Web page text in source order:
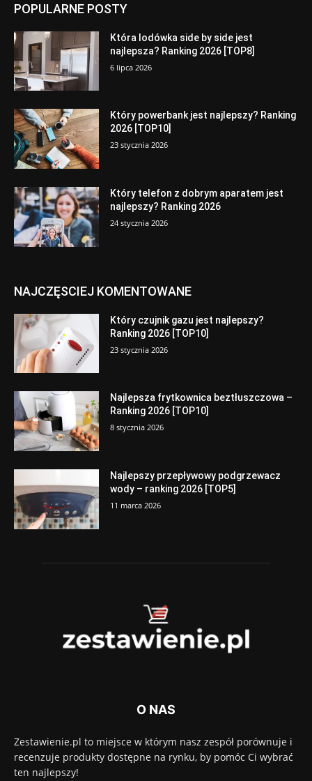
POPULARNE POSTY
Która lodówka side by side jest
najlepsza? Ranking 2026 [TOP8]
6 lipca 2026
Który powerbank jest najlepszy? Ranking
2026 [TOP10]
23 stycznia 2026
Który telefon z dobrym aparatem jest
najlepszy? Ranking 2026
24 stycznia 2026
NAJCZĘSCIEJ KOMENTOWANE
Który czujnik gazu jest najlepszy?
Ranking 2026 [TOP10]
23 stycznia 2026
Najlepsza frytkownica beztłuszczowa –
Ranking 2026 [TOP10]
8 stycznia 2026
Najlepszy przepływowy podgrzewacz
wody – ranking 2026 [TOP5]
11 marca 2026
O NAS
Zestawienie.pl to miejsce w którym nasz zespół porównuje i
recenzuje produkty dostępne na rynku, by pomóc Ci wybrać
ten najlepszy!